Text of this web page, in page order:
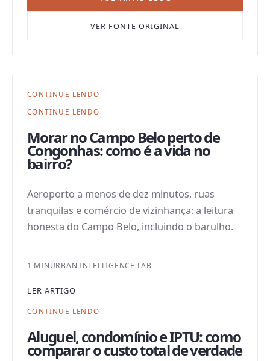
VER FONTE ORIGINAL
CONTINUE LENDO
CONTINUE LENDO
Morar no Campo Belo perto de
Congonhas: como é a vida no
bairro?
Aeroporto a menos de dez minutos, ruas
tranquilas e comércio de vizinhança: a leitura
honesta do Campo Belo, incluindo o barulho.
1 MINURBAN INTELLIGENCE LAB
LER ARTIGO
CONTINUE LENDO
Aluguel, condomínio e IPTU: como
comparar o custo total de verdade